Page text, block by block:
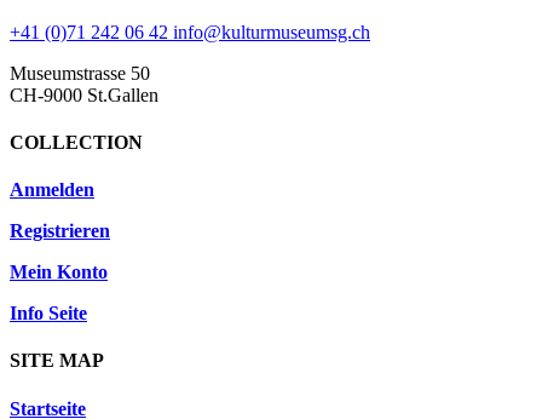
+41 (0)71 242 06 42 info@kulturmuseumsg.ch
Museumstrasse 50
CH-9000 St.Gallen
COLLECTION
Anmelden
Registrieren
Mein Konto
Info Seite
SITE MAP
Startseite